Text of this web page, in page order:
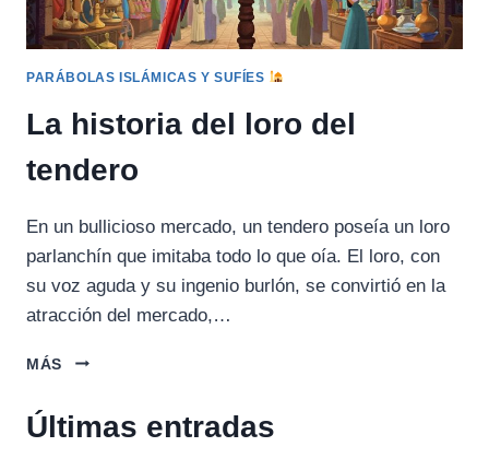
PARÁBOLAS ISLÁMICAS Y SUFÍES
La historia del loro del
tendero
En un bullicioso mercado, un tendero poseía un loro
parlanchín que imitaba todo lo que oía. El loro, con
su voz aguda y su ingenio burlón, se convirtió en la
atracción del mercado,…
MÁS
LA
LORO
Últimas entradas